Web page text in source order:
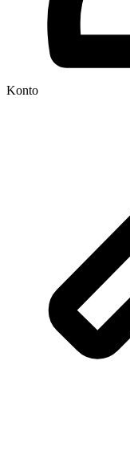
Konto